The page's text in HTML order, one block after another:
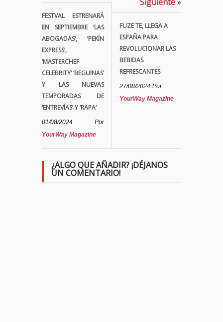
FESTVAL ESTRENARÁ
EN SEPTIEMBRE ‘LAS
ABOGADAS’, ‘PEKÍN
EXPRESS’,
‘MASTERCHEF
CELEBRITY’ ‘BEGUINAS’
Y LAS NUEVAS
TEMPORADAS DE
‘ENTREVÍAS’ Y ‘RAPA’
01/08/2024
Por
YourWay Magazine
FUZE TE, LLEGA A
ESPAÑA PARA
REVOLUCIONAR LAS
BEBIDAS
REFRESCANTES
27/08/2024 Por
YourWay Magazine
¿ALGO QUE AÑADIR? ¡DÉJANOS
UN COMENTARIO!